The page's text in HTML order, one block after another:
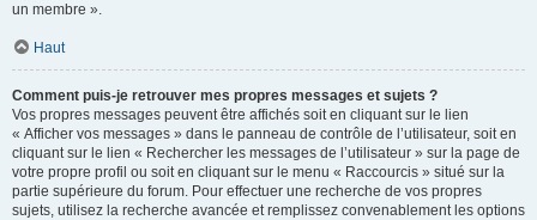
un membre ».
Haut
Comment puis-je retrouver mes propres messages et sujets ?
Vos propres messages peuvent être affichés soit en cliquant sur le lien
« Afficher vos messages » dans le panneau de contrôle de l’utilisateur, soit en
cliquant sur le lien « Rechercher les messages de l’utilisateur » sur la page de
votre propre profil ou soit en cliquant sur le menu « Raccourcis » situé sur la
partie supérieure du forum. Pour effectuer une recherche de vos propres
sujets, utilisez la recherche avancée et remplissez convenablement les options